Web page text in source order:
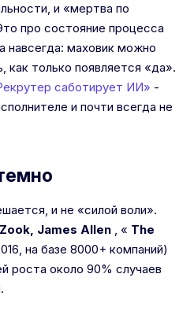
и «мертва по
про состояние процесса
навсегда: маховик можно
как только появляется «да».
саботирует ИИ» -
и почти всегда не
и не «силой воли».
James Allen , « The
на базе 8000+ компаний)
роста около 90% случаев